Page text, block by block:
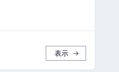
表示